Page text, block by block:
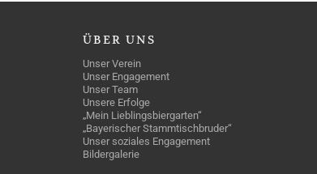
ÜBER UNS
Unser Verein
Unser Engagement
Unser Team
Unsere Erfolge
„Mein Lieblingsbiergarten“
„Bayerischer Stammtischbruder“
Unser soziales Engagement
Bildergalerie